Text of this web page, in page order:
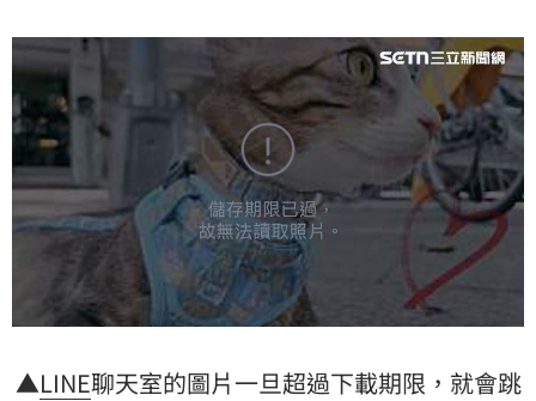
▲LINE聊天室的圖片一旦超過下載期限，就會跳